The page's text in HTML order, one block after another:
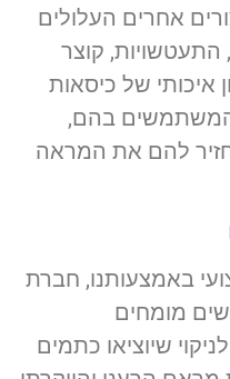
אחרים העלולים
התעטשויות, קוצר
איכותי של כיסאות
המשתמשים בהם,
להם את המראה
באמצעותנו, חברת
מומחים
שיוציאו כתמים